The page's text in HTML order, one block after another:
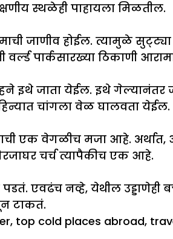
स्थळेही पाहायला मिळतील.
जाणीव होईल. त्यामुळे
पार्कसारख्या ठिकाणी
इथे जाता येईल. इथे
चांगला वेळ घालवता येईल.
एक वेगळीच मजा आहे. अर्थात,
चर्च त्यापैकीच एक आहे.
एवढंच नव्हे, येथील उड्डाणेही
टाकतं.
, top cold places abroad,